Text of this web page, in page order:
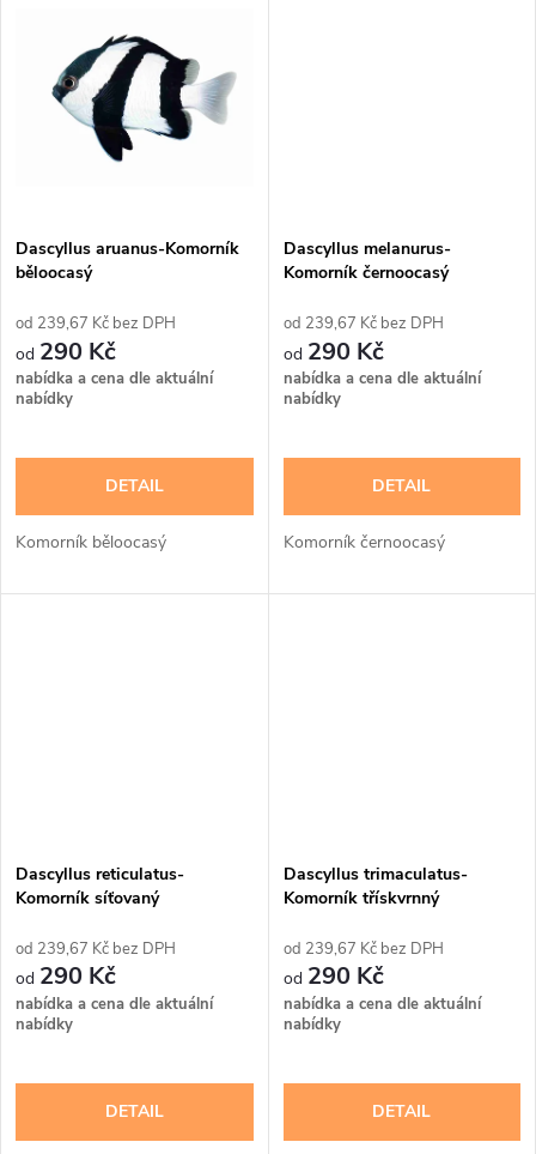
Dascyllus aruanus-Komorník
běloocasý
239,67 Kč bez DPH
290 Kč
nabídka a cena dle aktuální
nabídky
DETAIL
Komorník běloocasý
Dascyllus melanurus-
Komorník černoocasý
239,67 Kč bez DPH
290 Kč
nabídka a cena dle aktuální
nabídky
DETAIL
Komorník černoocasý
Dascyllus reticulatus-
Komorník síťovaný
239,67 Kč bez DPH
290 Kč
nabídka a cena dle aktuální
nabídky
DETAIL
Dascyllus trimaculatus-
Komorník třískvrnný
239,67 Kč bez DPH
290 Kč
nabídka a cena dle aktuální
nabídky
DETAIL